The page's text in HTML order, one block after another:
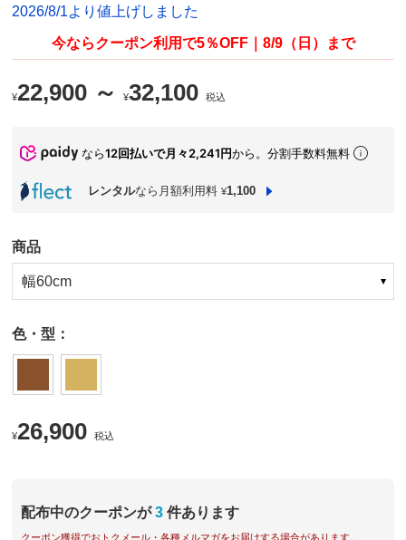
2026/8/1より値上げしました
今ならクーポン利用で5％OFF｜8/9（日）まで
¥22,900 ～¥32,100 税込
なら12回払いで月々2,241円から。分割手数料無料
レンタルなら月額利用料 ¥1,100
商品
幅60cm
色・型：
¥26,900 税込
配布中のクーポンが 3 件あります
クーポン獲得でおトクメール・各種メルマガをお届けする場合があります。